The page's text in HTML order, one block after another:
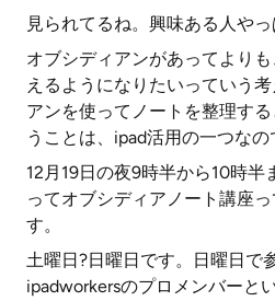
見られてるね。興味ある人やっ
オブシディアンがあってより
えるようになりたいっていう
アンを使ってノートを整理す
うことは、ipad活用の一つなの
12月19日の夜9時半から10時半
ってオブシディアノート講座
す。
土曜日?日曜日です。日曜日で
ipadworkersのプロメンバーと